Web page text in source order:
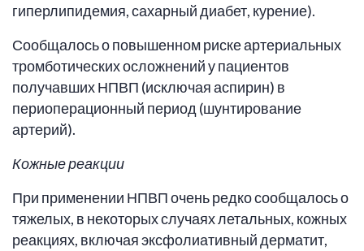
гиперлипидемия, сахарный диабет, курение).
Сообщалось о повышенном риске артериальных
тромботических осложнений у пациентов
получавших НПВП (исключая аспирин) в
периоперационный период (шунтирование
артерий).
Кожные реакции
При применении НПВП очень редко сообщалось о
тяжелых, в некоторых случаях летальных, кожных
реакциях, включая эксфолиативный дерматит,